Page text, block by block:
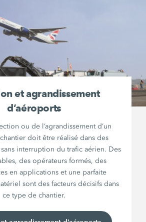
et agrandissement
d’aéroports
ou de l’agrandissement d’un
doit être réalisé dans des
interruption du trafic aérien. Des
des opérateurs formés, des
en applications et une parfaite
sont des facteurs décisifs dans
ce type de chantier.